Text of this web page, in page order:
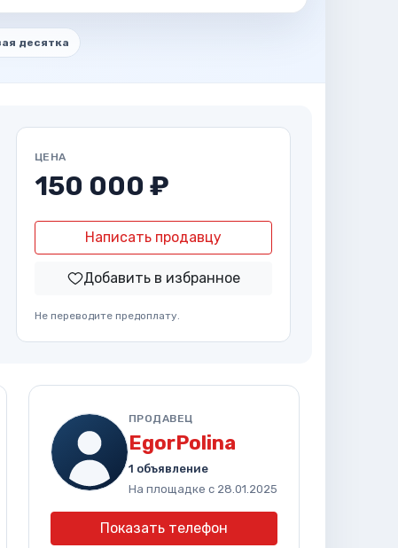
десятка
ЦЕНА
150 000 ₽
Написать продавцу
Добавить в избранное
Не переводите предоплату.
ПРОДАВЕЦ
EgorPolina
1 объявление
На площадке с 28.01.2025
Показать телефон